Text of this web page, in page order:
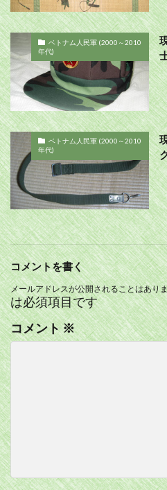
ベトナム人民軍 (2000～2010
年代)
ベトナム人民軍 (2000～2010
年代)
コメントを書く
メールアドレスが公開されることはあり
は必須項目です
コメント※